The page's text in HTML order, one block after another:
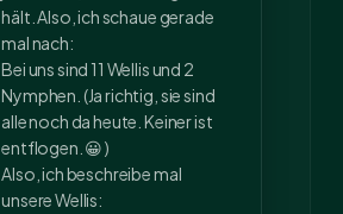
hält. Also, ich schaue gerade
mal nach:
Bei uns sind 11 Wellis und 2
Nymphen. (Ja richtig, sie sind
alle noch da heute. Keiner ist
entflogen. 😀 )
Also, ich beschreibe mal
unsere Wellis: